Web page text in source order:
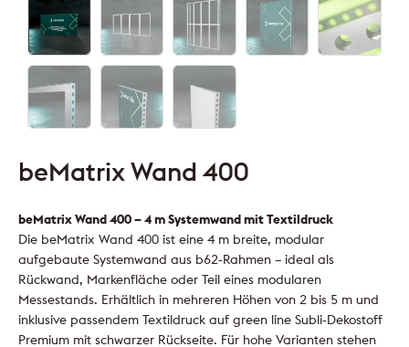
beMatrix Wand 400
beMatrix Wand 400 – 4 m Systemwand mit Textildruck
Die beMatrix Wand 400 ist eine 4 m breite, modular
aufgebaute Systemwand aus b62-Rahmen – ideal als
Rückwand, Markenfläche oder Teil eines modularen
Messestands. Erhältlich in mehreren Höhen von 2 bis 5 m und
inklusive passendem Textildruck auf green line Subli-Dekostoff
Premium mit schwarzer Rückseite. Für hohe Varianten stehen